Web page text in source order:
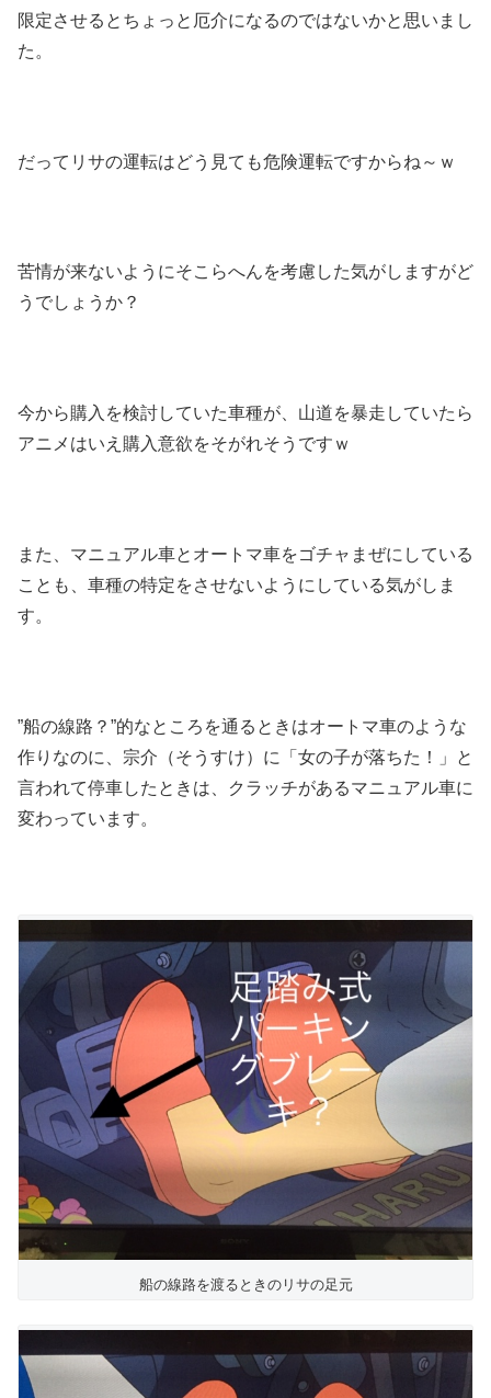
限定させるとちょっと厄介になるのではないかと思いまし
た。
だってリサの運転はどう見ても危険運転ですからね～ｗ
苦情が来ないようにそこらへんを考慮した気がしますがど
うでしょうか？
今から購入を検討していた車種が、山道を暴走していたら
アニメはいえ購入意欲をそがれそうですｗ
また、マニュアル車とオートマ車をゴチャまぜにしている
ことも、車種の特定をさせないようにしている気がしま
す。
”船の線路？”的なところを通るときはオートマ車のような
作りなのに、宗介（そうすけ）に「女の子が落ちた！」と
言われて停車したときは、クラッチがあるマニュアル車に
変わっています。
船の線路を渡るときのリサの足元